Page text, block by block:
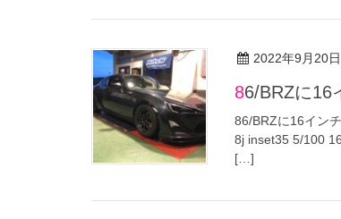
2022年9月20日
86/BRZに
86/BRZに16イン
8j inset35 5/100
[…]